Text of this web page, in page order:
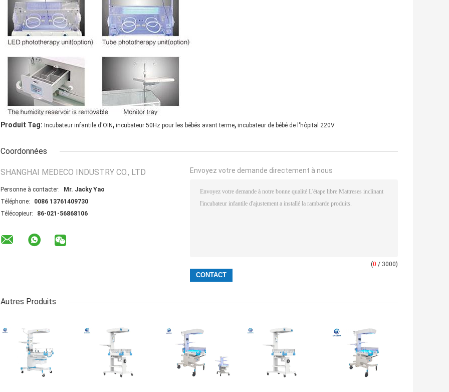
Produit Tag: Incubateur infantile d'OIN , incubateur 50Hz pour les bébés avant terme, incubateur de bébé de l'hôpital 220V
Coordonnées
SHANGHAI MEDECO INDUSTRY CO., LTD
Personne à contacter:
Mr. Jacky Yao
Téléphone:
0086 13761409730
Télécopieur:
86-021-56868106
Envoyez votre demande directement à nous
(0 / 3000)
Autres Produits